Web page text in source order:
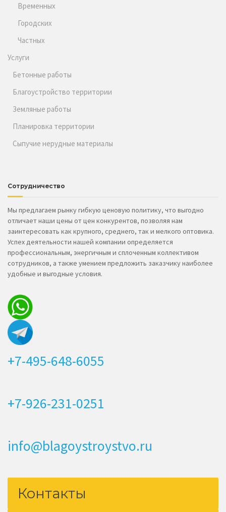
Временных
Городских
Частных
Услуги
Бетонные работы
Благоустройство территории
Земляные работы
Планировка территории
Сыпучие нерудные материалы
Сотрудничество
Мы предлагаем рынку гибкую ценовую политику, что выгодно
отличает наши цены от цен конкурентов, позволяя нам
заинтересовать как крупного, среднего, так и мелкого оптовика.
Успех деятельности нашей компании определяется
профессиональным, энергичным и сплоченным коллективом
сотрудников, а также умением предложить заказчику наиболее
удобные и выгодные условия.
+7-495-648-6055
+7-926-231-0251
info@blagoystroystvo.ru
Контакты